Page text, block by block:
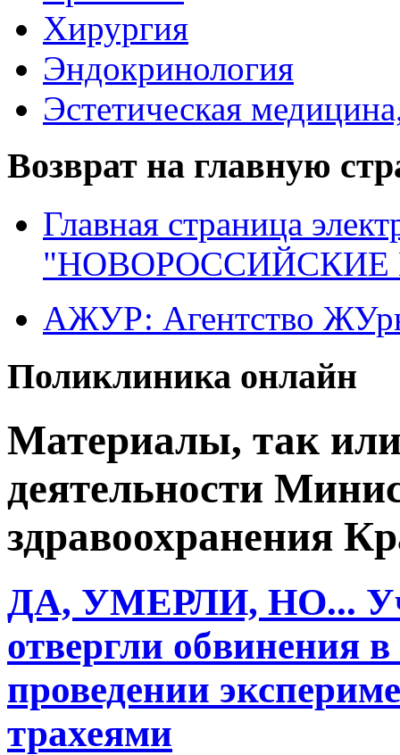
Хирургия
Эндокринология
Эстетическая
Возврат на главную
Главная страница
"НОВОРОССИЙСКИЕ
АЖУР: Агентство
Поликлиника онлайн
Материалы, так
деятельности
здравоохранения
ДА, УМЕРЛИ, НО...
отвергли обвинения
проведении
трахеями